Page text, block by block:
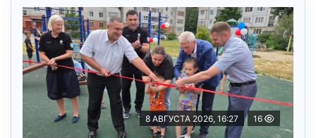
8 АВГУСТА 2026, 16:27 16